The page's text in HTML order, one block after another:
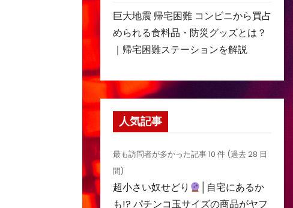
巨大地震 帰宅困難 コンビニから買占
められる食料品・防災グッズとは？
｜帰宅困難ステーションを解説
人気記事
最も訪問者が多かった記事 10 件 (過去 28 日
間)
超小さい奴せどり
│自宅にあるか
も!? パチンコ玉サイズの商品がヤフ